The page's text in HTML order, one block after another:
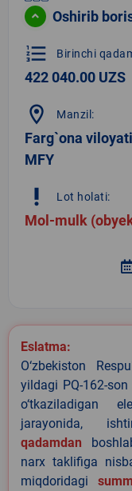
Oshirib
format_list_numbered Birinchi
422 040.00 UZS
location_on Manzil:
Farg`ona
MFY
priority_high Lot holati:
Mol-mulk
Eslatma:
O‘zbekiston
yildagi PQ-162-
o‘tkaziladigan
jarayonida,
qadamdan
narx taklifiga
miqdoridagi